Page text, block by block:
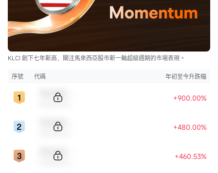
KLCI 創下七年新高，關注馬來西亞股市新一輪超級週期的市場表現。
序號 代碼 年初至今升跌幅
+900.00%
+480.00%
+460.53%